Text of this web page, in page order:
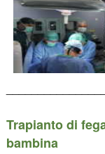
Trapianto di
bambina